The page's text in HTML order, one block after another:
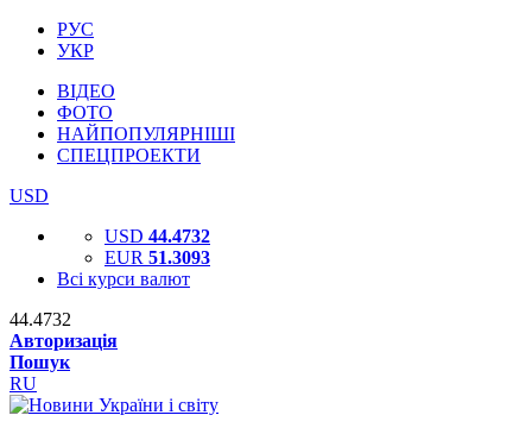
РУС
УКР
ВІДЕО
ФОТО
НАЙПОПУЛЯРНІШІ
СПЕЦПРОЕКТИ
USD
USD 44.4732
EUR 51.3093
Всі курси валют
44.4732
Авторизація
Пошук
RU